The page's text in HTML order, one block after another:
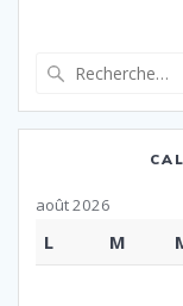
août 2026
L M